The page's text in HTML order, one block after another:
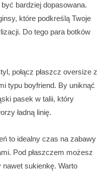
bardziej dopasowana.
które podkreślą Twoje
Do tego para botków
połącz płaszcz oversize z
typu boyfriend. By uniknąć
pasek w talii, który
ładną linię.
to idealny czas na zabawy
Pod płaszczem możesz
sukienkę. Warto